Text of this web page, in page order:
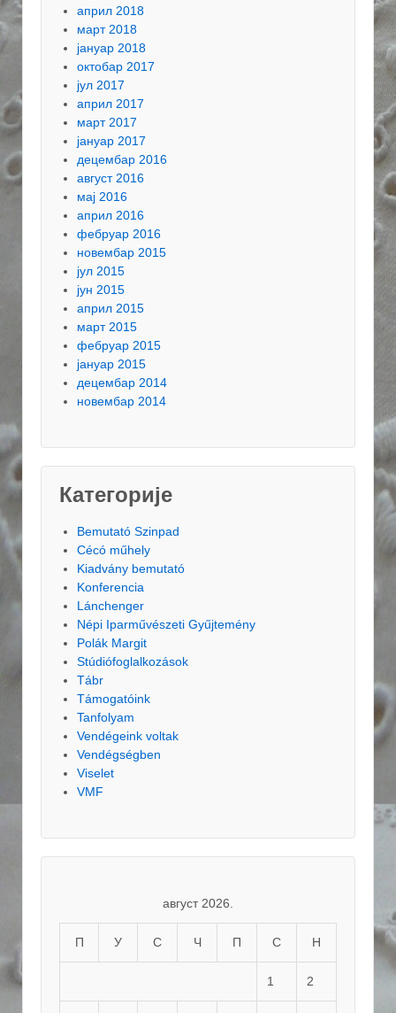
април 2018
март 2018
јануар 2018
октобар 2017
јул 2017
април 2017
март 2017
јануар 2017
децембар 2016
август 2016
мај 2016
април 2016
фебруар 2016
новембар 2015
јул 2015
јун 2015
април 2015
март 2015
фебруар 2015
јануар 2015
децембар 2014
новембар 2014
Категорије
Bemutató Szinpad
Cécó műhely
Kiadvány bemutató
Konferencia
Lánchenger
Népi Iparművészeti Gyűjtemény
Polák Margit
Stúdiófoglalkozások
Tábr
Támogatóink
Tanfolyam
Vendégeink voltak
Vendégségben
Viselet
VMF
август 2026.
П У С Ч П С Н
1 2